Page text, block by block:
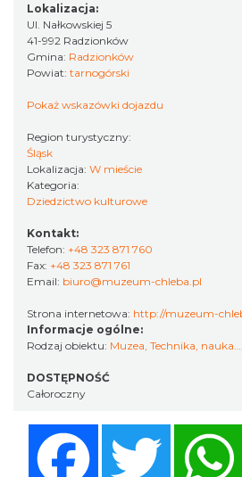
Lokalizacja:
Ul. Nałkowskiej 5
41-992 Radzionków
Gmina: Radzionków
Powiat: tarnogórski
Pokaż wskazówki dojazdu
Region turystyczny:
Śląsk
Lokalizacja: W mieście
Kategoria:
Dziedzictwo kulturowe
Kontakt:
Telefon: +48 323 871 760
Fax: +48 323 871 761
Email: biuro@muzeum-chleba.pl
Strona internetowa: http://muzeum-
Informacje ogólne:
Rodzaj obiektu: Muzea Technika, nauka…
DOSTĘPNOŚĆ
Całoroczny
Twitter